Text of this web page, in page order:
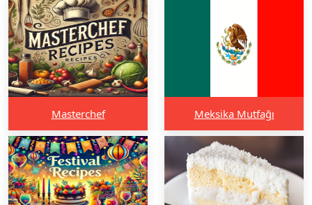
Masterchef Meksika Mutfağı